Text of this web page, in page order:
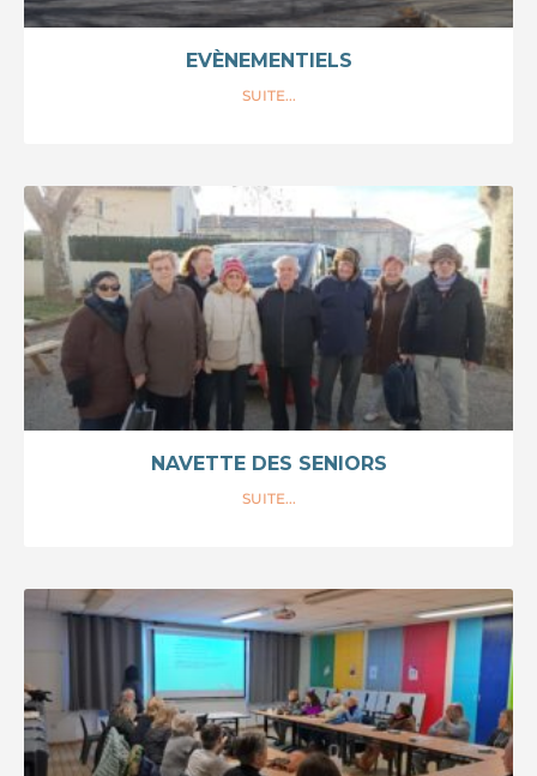
EVÈNEMENTIELS
SUITE...
NAVETTE DES SENIORS
SUITE...